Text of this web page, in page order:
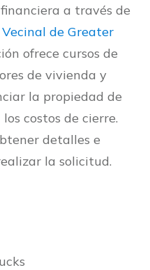
a través de
de Greater
ofrece cursos de
de vivienda y
la propiedad de
costos de cierre.
detalles e
la solicitud.